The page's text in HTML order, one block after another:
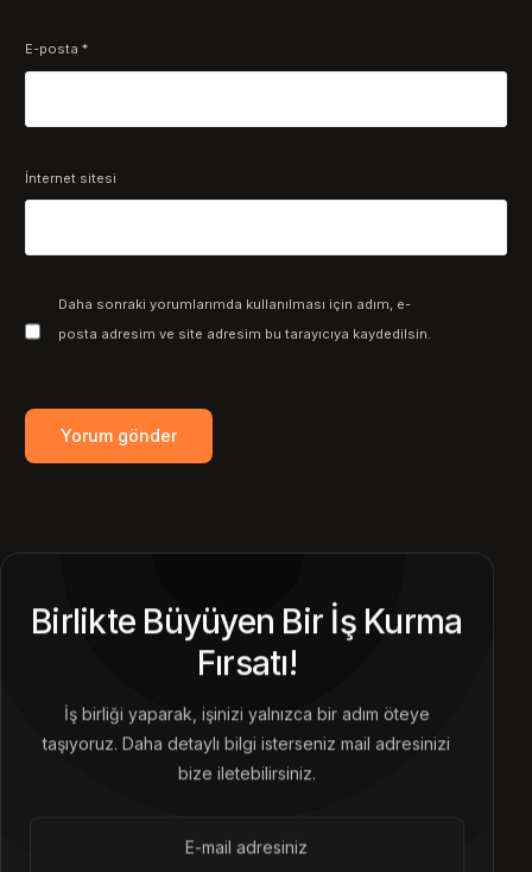
E-posta*
İnternet sitesi
Daha sonraki yorumlarımda kullanılması için adım, e-
posta adresim ve site adresim bu tarayıcıya kaydedilsin.
Birlikte Büyüyen Bir İş Kurma
Fırsatı!
İş birliği yaparak, işinizi yalnızca bir adım öteye
taşıyoruz. Daha detaylı bilgi isterseniz mail adresinizi
bize iletebilirsiniz.